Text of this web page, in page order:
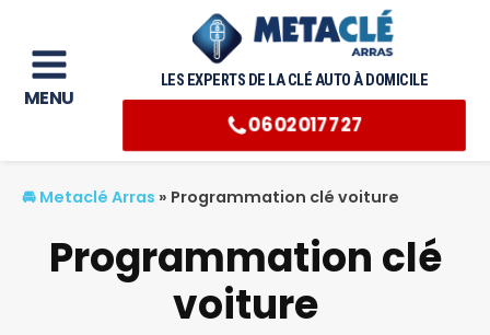
MENU
LES EXPERTS DE LA CLÉ AUTO À DOMICILE
0602017727
🚘 Metaclé Arras » Programmation clé voiture
Programmation clé
voiture